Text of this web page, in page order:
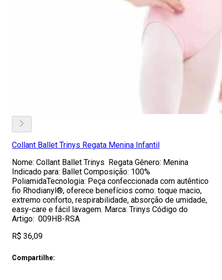
Collant Ballet Trinys Regata Menina Infantil
Nome: Collant Ballet Trinys Regata Gênero: Menina
Indicado para: Ballet Composição: 100%
PoliamidaTecnologia: Peça confeccionada com autêntico
fio Rhodianyl®, oferece benefícios como: toque macio,
extremo conforto, respirabilidade, absorção de umidade,
easy-care e fácil lavagem. Marca: Trinys Código do
Artigo: 009HB-RSA
R$ 36,09
Compartilhe: